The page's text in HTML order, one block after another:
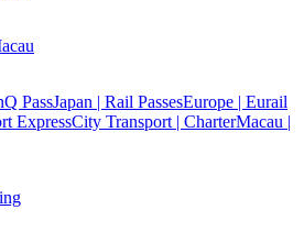
PassJapan | Rail PassesEurope | Eurail
ExpressCity Transport | CharterMacau |